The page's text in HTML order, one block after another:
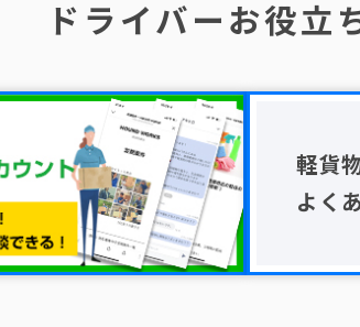
ドライバーお役立
軽貨
よく